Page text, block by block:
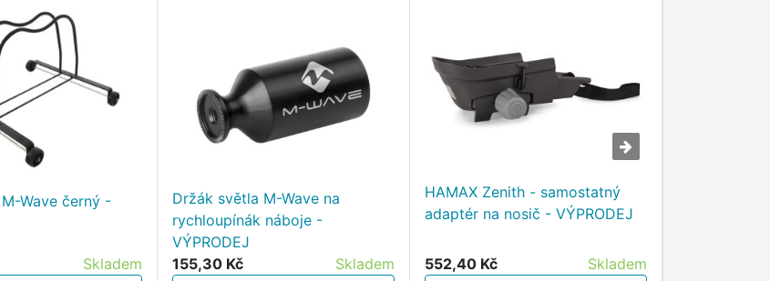
Wave černý -
Skladem
Držák světla M-Wave na
rychloupínák náboje -
VÝPRODEJ
155,30 Kč
Skladem
HAMAX Zenith - samostatný
adaptér na nosič - VÝPRODEJ
552,40 Kč
Skladem